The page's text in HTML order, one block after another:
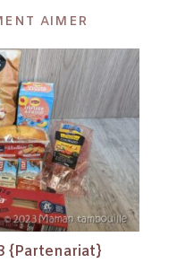
AIMER
{Partenariat}